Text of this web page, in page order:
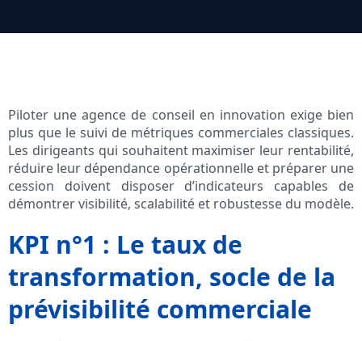
Piloter une agence de conseil en innovation exige bien
plus que le suivi de métriques commerciales classiques.
Les dirigeants qui souhaitent maximiser leur rentabilité,
réduire leur dépendance opérationnelle et préparer une
cession doivent disposer d’indicateurs capables de
démontrer visibilité, scalabilité et robustesse du modèle.
KPI n°1 : Le taux de
transformation, socle de la
prévisibilité commerciale